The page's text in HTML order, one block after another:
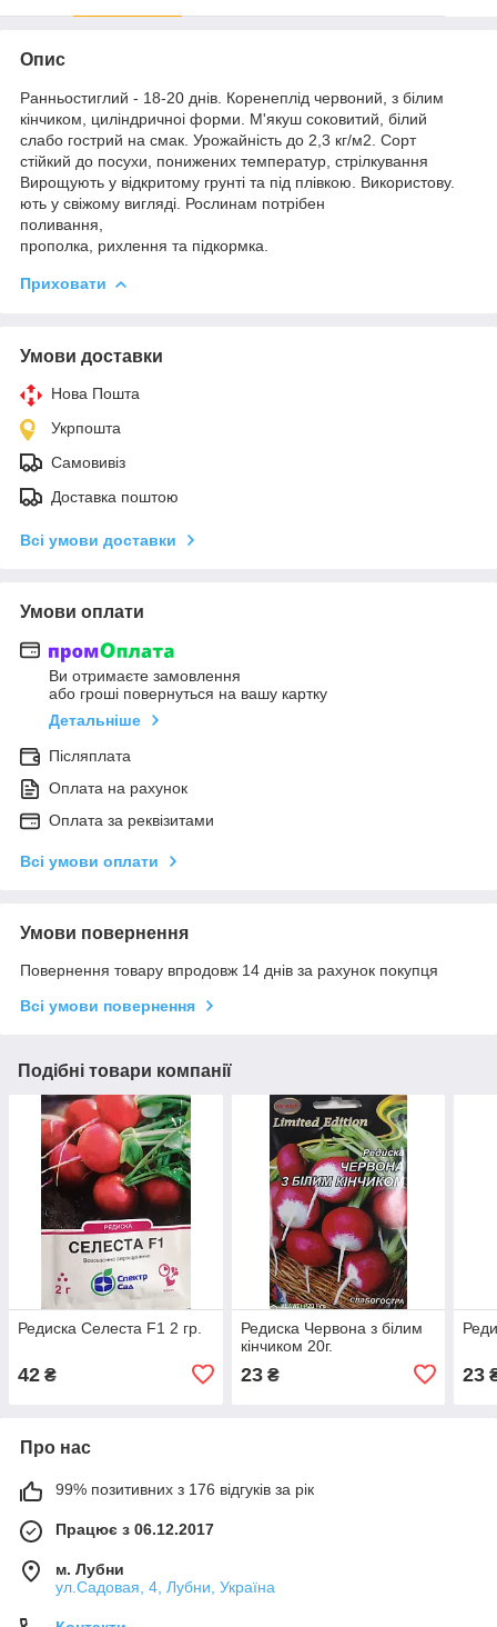
Опис
Ранньостиглий - 18-20 днів. Коренеплід червоний, з білим
кінчиком, циліндричноі форми. М'якуш соковитий, білий
слабо гострий на смак. Урожайність до 2,3 кг/м2. Copт
стійкий до посухи, понижених температур, стрілкування
Вирощують у відкритому грунті та під плівкою. Використову.
ють у свіжому вигляді. Рослинам потрібен
поливання,
прополка, рихлення та підкормка.
Приховати
Умови доставки
Нова Пошта
Укрпошта
Самовивіз
Доставка поштою
Всі умови доставки
Умови оплати
Ви отримаєте замовлення
або гроші повернуться на вашу картку
Детальніше
Післяплата
Оплата на рахунок
Оплата за реквізитами
Всі умови оплати
Умови повернення
Повернення товару впродовж 14 днів за рахунок покупця
Всі умови повернення
Подібні товари компанії
Редиска Селеста F1 2 гр.
42 ₴
Редиска Червона з білим
кінчиком 20г.
23₴ 23
Про нас
99% позитивних з 176 відгуків за рік
Працює з 06.12.2017
м. Лубни
ул.Садовая, 4, Лубни, Україна